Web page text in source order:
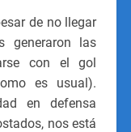
de no llegar
generaron las
con el gol
es usual).
en defensa
nos está